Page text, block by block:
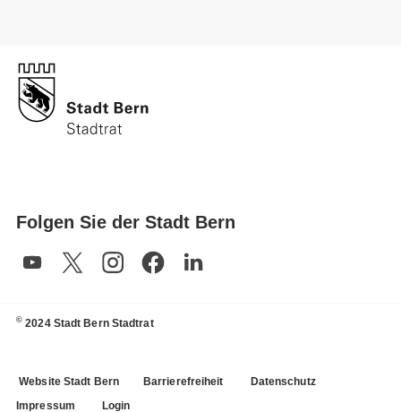
Folgen Sie der Stadt Bern
© 2024 Stadt Bern Stadtrat
Website Stadt Bern Barrierefreiheit
Datenschutz
Impressum
Login